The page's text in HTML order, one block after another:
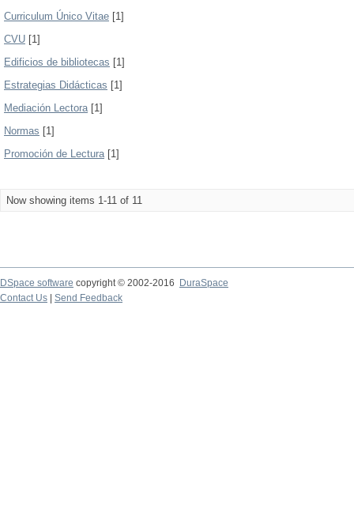
Curriculum Único Vitae [1]
CVU [1]
Edificios de bibliotecas [1]
Estrategias Didácticas [1]
Mediación Lectora[1]
Normas [1]
Promoción de Lectura[1]
Now showing items 1-11 of 11
DSpace software copyright © 2002-2016
DuraSpace
Contact Us
Send Feedback